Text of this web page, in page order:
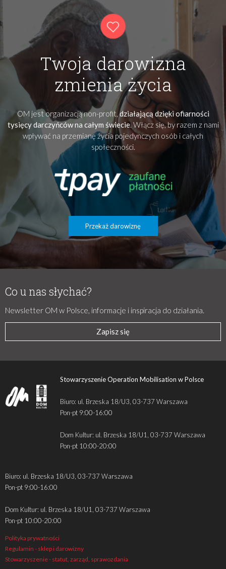
Twoja darowizna
zmienia życia
OM jest organizacją non-profit,działającą dzięki ofiarności
tysięcy darczyńców na całym świecie. Włącz się, by razem z nami
wpływać na przemianę życia pojedynczych osób i całych
społeczności.
Przekaż darowiznę
Co u nas słychać?
Newsletter OM w Polsce, informacje i inspiracja do działania.
Zapisz się
Stowarzyszenie Operation Mobilisation w Polsce
Biuro: ul. Brzeska 18/U3, 03-737 Warszawa
Pon-pt 9:00-16:00
Dom Kultur: ul. Brzeska 18/U1, 03-737 Warszawa
Pon-pt 10:00-20:00
Biuro: ul. Brzeska 18/U3, 03-737 Warszawa
Pon-pt 9:00-16:00
Dom Kultur: ul. Brzeska 18/U1, 03-737 Warszawa
Pon-pt 10:00-20:00
Polityka prywatności
Regulamin - sklep i darowizny
Stowarzyszenie - statut, zarząd, sprawozdania